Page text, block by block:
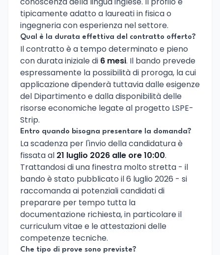
tipicamente adatto a laureati in fisica o
ingegneria con esperienza nel settore.
Qual è la durata effettiva del contratto offerto?
Il contratto è a tempo determinato e pieno
con durata iniziale di 6 mesi. Il bando prevede
espressamente la possibilità di proroga, la cui
applicazione dipenderà tuttavia dalle esigenze
del Dipartimento e dalla disponibilità delle
risorse economiche legate al progetto LSPE-
Strip.
Entro quando bisogna presentare la domanda?
La scadenza per l'invio della candidatura è
fissata al 21 luglio 2026 alle ore 10:00.
Trattandosi di una finestra molto stretta - il
bando è stato pubblicato il 6 luglio 2026 - si
raccomanda ai potenziali candidati di
preparare per tempo tutta la
documentazione richiesta, in particolare il
curriculum vitae e le attestazioni delle
competenze tecniche.
Che tipo di prove sono previste?